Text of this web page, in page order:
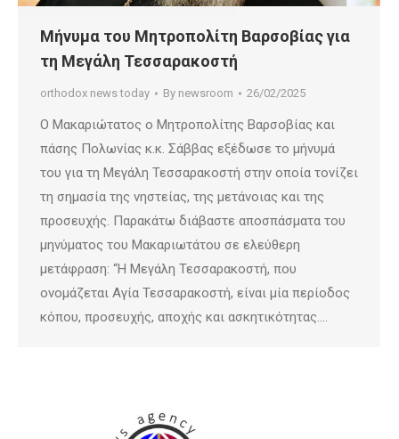
Μήνυμα του Μητροπολίτη Βαρσοβίας για
τη Μεγάλη Τεσσαρακοστή
orthodox news today By newsroom 26/02/2025
Ο Μακαριώτατος ο Μητροπολίτης Βαρσοβίας και
πάσης Πολωνίας κ.κ. Σάββας εξέδωσε το μήνυμά
του για τη Μεγάλη Τεσσαρακοστή στην οποία τονίζει
τη σημασία της νηστείας, της μετάνοιας και της
προσευχής. Παρακάτω διάβαστε αποσπάσματα του
μηνύματος του Μακαριωτάτου σε ελεύθερη
μετάφραση: “Η Μεγάλη Τεσσαρακοστή, που
ονομάζεται Αγία Τεσσαρακοστή, είναι μία περίοδος
κόπου, προσευχής, αποχής και ασκητικότητας.…